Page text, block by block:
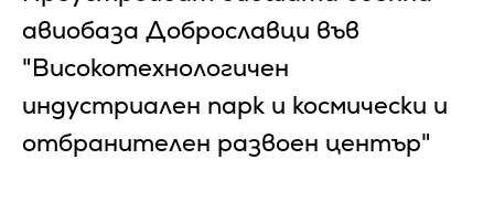
авиобаза Доброславци във
"Високотехнологичен
индустриален парк и космически и
отбранителен развоен център"